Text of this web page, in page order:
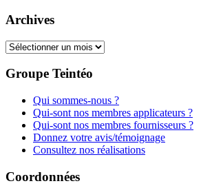
Archives
Archives
Groupe Teintéo
Qui sommes-nous ?
Qui-sont nos membres applicateurs ?
Qui-sont nos membres fournisseurs ?
Donnez votre avis/témoignage
Consultez nos réalisations
Coordonnées